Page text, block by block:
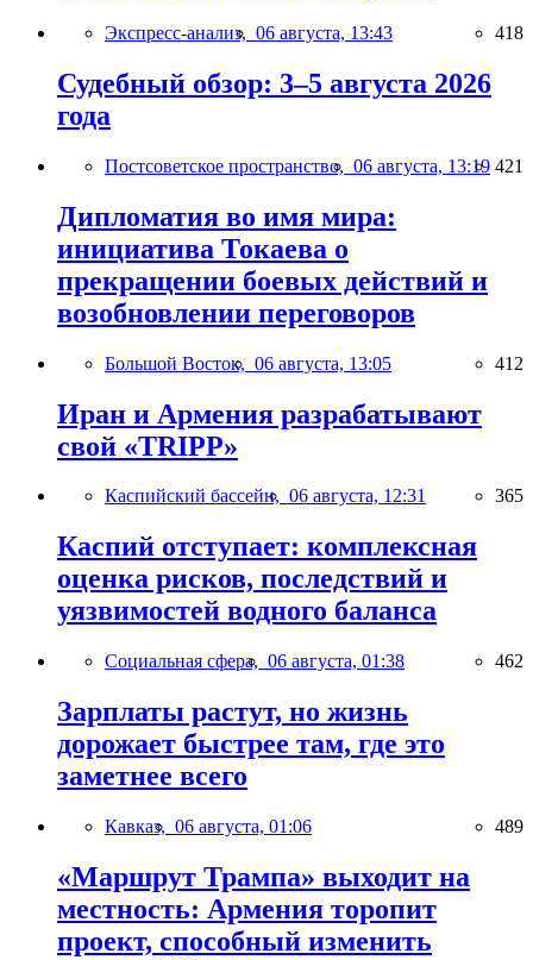
Экспресс-анализ, 06 августа, 13:43 418
Судебный обзор: 3–5 августа 2026
года
Постсоветское пространство, 06 августа, 13:19 421
Дипломатия во имя мира:
инициатива Токаева о
прекращении боевых действий и
возобновлении переговоров
Большой Восток, 06 августа, 13:05 412
Иран и Армения разрабатывают
свой «TRIPP»
Каспийский бассейн, 06 августа, 12:31 365
Каспий отступает: комплексная
оценка рисков, последствий и
уязвимостей водного баланса
Социальная сфера, 06 августа, 01:38 462
Зарплаты растут, но жизнь
дорожает быстрее там, где это
заметнее всего
Кавказ, 06 августа, 01:06 489
«Маршрут Трампа» выходит на
местность: Армения торопит
проект, способный изменить